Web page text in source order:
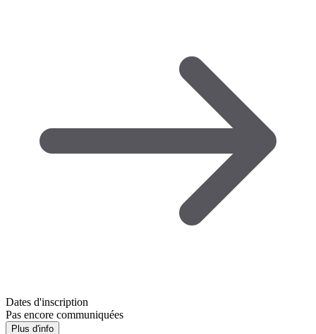
Dates d'inscription
Pas encore communiquées
Plus d'info